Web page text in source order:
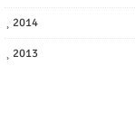
2014
2013